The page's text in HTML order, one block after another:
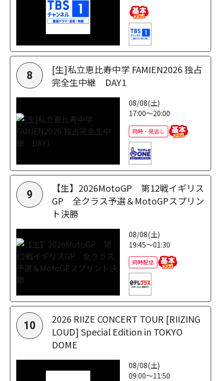
8
[生]私立恵比寿中学 FAMIEN2026 独占
完全生中継 DAY1
08/08(土)
17:00～20:00
同時・見逃し
9
【生】2026MotoGP 第12戦イギリス
GP 全クラス予選＆MotoGPスプリン
ト決勝
08/08(土)
19:45～01:30
同時配信
10
2026 RIIZE CONCERT TOUR [RIIZING
LOUD] Special Edition in TOKYO
DOME
08/08(土)
09:00～11:50